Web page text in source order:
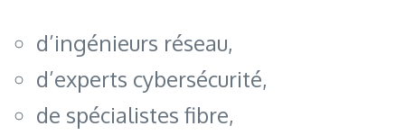
d’ingénieurs réseau,
d’experts cybersécurité,
de spécialistes fibre,